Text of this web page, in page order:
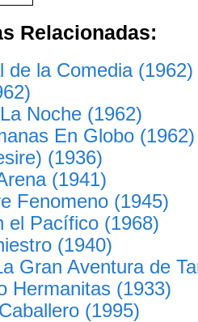
Relacionadas:
de la Comedia (1962)
Noche (1962)
En Globo (1962)
(1936)
(1941)
Fenomeno (1945)
el Pacífico (1968)
(1940)
Gran Aventura de
Hermanitas (1933)
(1995)